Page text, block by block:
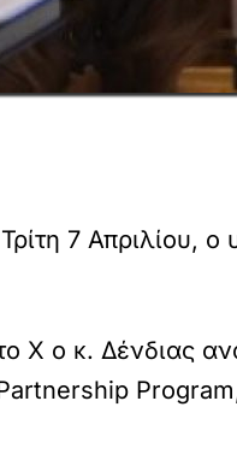
7 Απριλίου, ο
Χ ο κ. Δένδιας